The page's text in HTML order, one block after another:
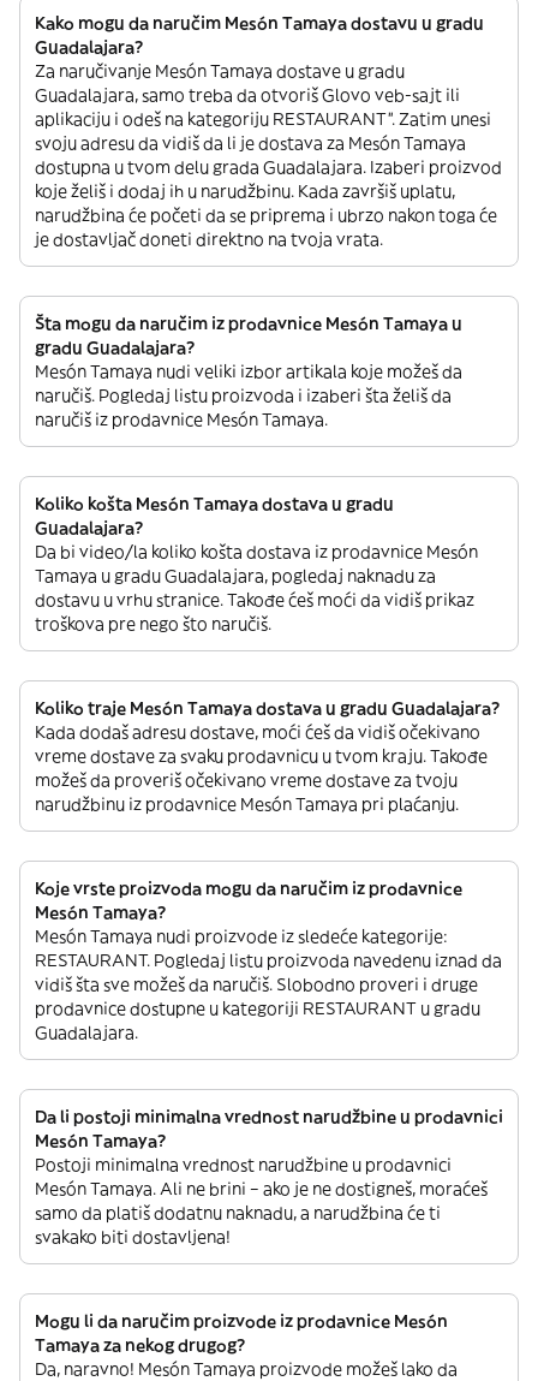
Kako mogu da naručim Mesón Tamaya dostavu u gradu
Guadalajara?
Za naručivanje Mesón Tamaya dostave u gradu
Guadalajara, samo treba da otvoriš Glovo veb-sajt ili
aplikaciju i odeš na kategoriju RESTAURANT”. Zatim unesi
svoju adresu da vidiš da li je dostava za Mesón Tamaya
dostupna u tvom delu grada Guadalajara. Izaberi proizvod
koje želiš i dodaj ih u narudžbinu. Kada završiš uplatu,
narudžbina će početi da se priprema i ubrzo nakon toga će
je dostavljač doneti direktno na tvoja vrata.
Šta mogu da naručim iz prodavnice Mesón Tamaya u
gradu Guadalajara?
Mesón Tamaya nudi veliki izbor artikala koje možeš da
naručiš. Pogledaj listu proizvoda i izaberi šta želiš da
naručiš iz prodavnice Mesón Tamaya.
Koliko košta Mesón Tamaya dostava u gradu
Guadalajara?
Da bi video/la koliko košta dostava iz prodavnice Mesón
Tamaya u gradu Guadalajara, pogledaj naknadu za
dostavu u vrhu stranice. Takođe ćeš moći da vidiš prikaz
troškova pre nego što naručiš.
Koliko traje Mesón Tamaya dostava u gradu Guadalajara?
Kada dodaš adresu dostave, moći ćeš da vidiš očekivano
vreme dostave za svaku prodavnicu u tvom kraju. Takođe
možeš da proveriš očekivano vreme dostave za tvoju
narudžbinu iz prodavnice Mesón Tamaya pri plaćanju.
Koje vrste proizvoda mogu da naručim iz prodavnice
Mesón Tamaya?
Mesón Tamaya nudi proizvode iz sledeće kategorije:
RESTAURANT. Pogledaj listu proizvoda navedenu iznad da
vidiš šta sve možeš da naručiš. Slobodno proveri i druge
prodavnice dostupne u kategoriji RESTAURANT u gradu
Guadalajara.
Da li postoji minimalna vrednost narudžbine u prodavnici
Mesón Tamaya?
Postoji minimalna vrednost narudžbine u prodavnici
Mesón Tamaya. Ali ne brini – ako je ne dostigneš, moraćeš
samo da platiš dodatnu naknadu, a narudžbina će ti
svakako biti dostavljena!
Mogu li da naručim proizvode iz prodavnice Mesón
Tamaya za nekog drugog?
Da, naravno! Mesón Tamaya proizvode možeš lako da